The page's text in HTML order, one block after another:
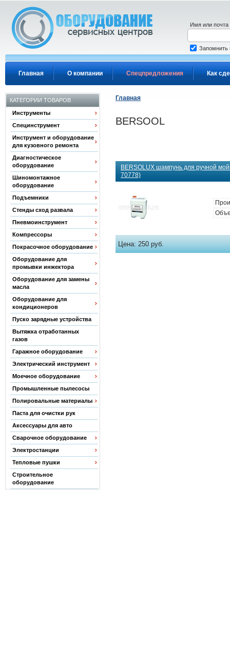
Главная О компании Спецпредложения Как
Имя или почта
Запомнить
КАТЕГОРИИ ТОВАРОВ
Инструменты
Специнструмент
Инструмент и оборудование
для кузовного ремонта
Диагностическое
оборудование
Шиномонтажное
оборудование
Подъемники
Стенды сход развала
Пневмоинструмент
Компрессоры
Покрасочное оборудование
Оборудование для
промывки инжектора
Оборудование для замены
масла
Оборудование для
кондиционеров
Пуско зарядные устройства
Вытяжка отработанных
газов
Гаражное оборудование
Электрический инструмент
Моечное оборудование
Промышленные пылесосы
Полировальные материалы
Паста для очистки рук
Аксессуары для авто
Сварочное оборудование
Электростанции
Тепловые пушки
Строительное
оборудование
Главная
BERSOOL
BERSOLUX шампунь для ручной
70778)
Цена:250 руб.